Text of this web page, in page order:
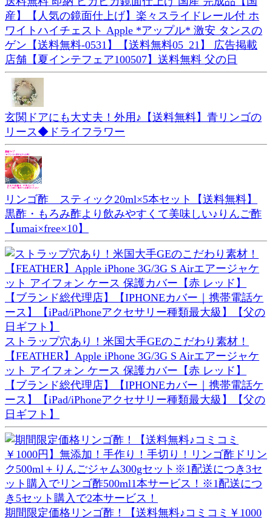
産】【人気の鏡面仕上げ】楽々スライドレール付 ホ
ワイトハイチェスト Apple *アップル* 激安 タンスの
ゲン【送料無料-0531】【送料無料05_21】 広告掲載
店舗【夏インテフェア100507】送料無料 父の日
玄関ドアにも大丈夫！外用♪【送料無料】青リンゴの
リース◆ドライフラワー
リンゴ酢 スティック20ml×5本セット【送料無料】
黒酢・もろみ酢より飲みやすくて美味しい♪りんご酢
【umai×free×10】
ストラップ穴あり！米国大手GEのこだわり素材！
【FEATHER】Apple iPhone 3G/3G S Airエアージャケ
ット アイフォン ケース 保護カバー【赤 レッド】
【ブランド総代理店】【IPHONEカバー｜携帯電話ケ
ース】【iPad/iPhoneアクセサリー種類最大級】【父の
日ギフト】
期間限定価格リンゴ酢！【送料無料♪コミコミ￥1000